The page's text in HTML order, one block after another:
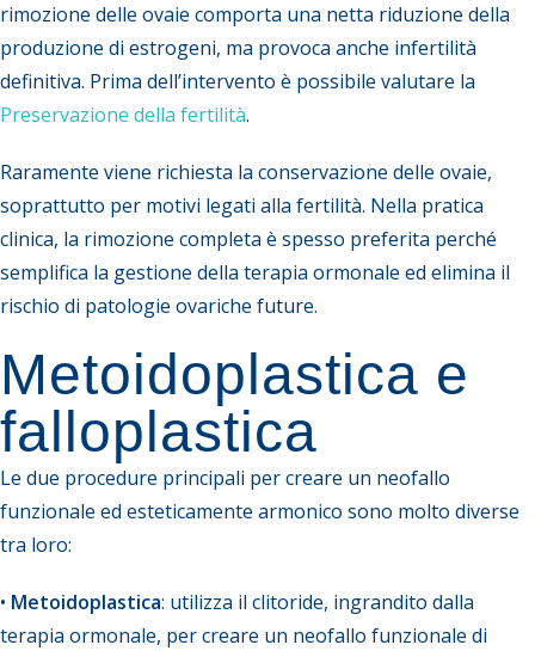
rimozione delle ovaie comporta una netta riduzione della
produzione di estrogeni, ma provoca anche infertilità
definitiva. Prima dell’intervento è possibile valutare la
Preservazione della fertilità.
Raramente viene richiesta la conservazione delle ovaie,
soprattutto per motivi legati alla fertilità. Nella pratica
clinica, la rimozione completa è spesso preferita perché
semplifica la gestione della terapia ormonale ed elimina il
rischio di patologie ovariche future.
Metoidoplastica e
falloplastica
Le due procedure principali per creare un neofallo
funzionale ed esteticamente armonico sono molto diverse
tra loro:
• Metoidoplastica: utilizza il clitoride, ingrandito dalla
terapia ormonale, per creare un neofallo funzionale di